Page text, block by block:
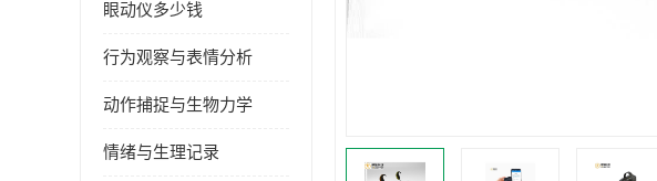
眼动仪多少钱
行为观察与表情分析
动作捕捉与生物力学
情绪与生理记录